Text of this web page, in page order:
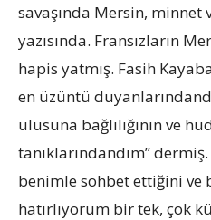
savaşında Mersin, minnet
yazısında. Fransızların
hapis yatmış. Fasih
en üzüntü
ulusuna bağlılığının ve
tanıklarındandım”
benimle sohbet ettiğini
hatırlıyorum bir tek, çok